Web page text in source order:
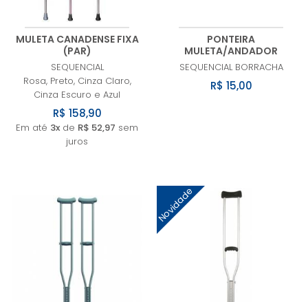
MULETA CANADENSE FIXA
(PAR)
SEQUENCIAL
Rosa, Preto, Cinza Claro,
Cinza Escuro e Azul
R$ 158,90
Em até 3x de R$ 52,97 sem
juros
PONTEIRA
MULETA/ANDADOR
SEQUENCIAL BORRACHA
R$ 15,00
Novidade